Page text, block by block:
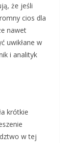
że jeśli
cios dla
nawet
uwikłane w
i analityk
krótkie
w tej